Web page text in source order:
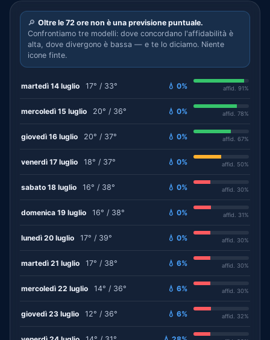
🔎 Oltre le 72 ore non è una previsione puntuale.
Confrontiamo tre modelli: dove concordano l'affidabilità è
alta, dove divergono è bassa — e te lo diciamo. Niente
icone finte.
martedì 14 luglio 17° / 33° 💧 0% affid. 91%
mercoledì 15 luglio 20° / 36° 💧 0% affid. 78%
giovedì 16 luglio 20° / 37° 💧 0% affid. 67%
venerdì 17 luglio 18° / 37° 💧 0% affid. 50%
sabato 18 luglio 16° / 38° 💧 0% affid. 30%
domenica 19 luglio 16° / 38° 💧 0% affid. 31%
lunedì 20 luglio 17° / 39° 💧 0% affid. 30%
martedì 21 luglio 17° / 38° 💧 6% affid. 30%
mercoledì 22 luglio 14° / 36° 💧 6% affid. 30%
giovedì 23 luglio 12° / 36° 💧 6% affid. 32%